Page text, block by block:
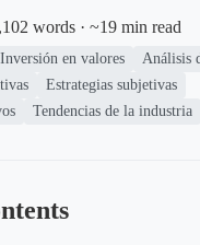
words · ~19 min read
Inversión en valores
Análisis
Estrategias subjetivas
Tendencias de la industria